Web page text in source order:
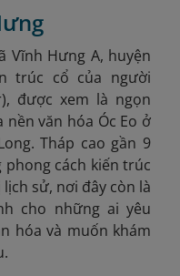
Vĩnh Hưng A, huyện
trúc cổ của người
được xem là ngọn
văn hóa Óc Eo ở
Tháp cao gần 9
phong cách kiến trúc
sử, nơi đây còn là
cho những ai yêu
hóa và muốn khám